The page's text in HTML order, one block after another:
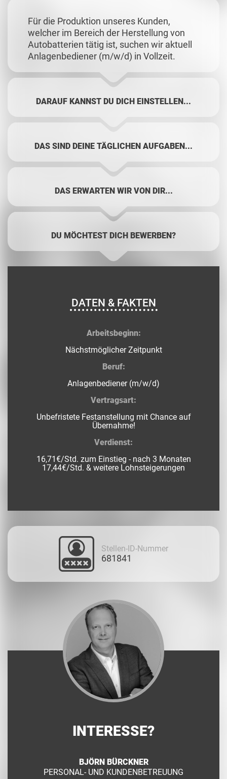
Für die Produktion unseres Kunden,
welcher im Bereich der Herstellung von
Autobatterien tätig ist, suchen wir aktuell
Anlagenbediener (m/w/d) in Vollzeit.
DARAUF KANNST DU DICH EINSTELLEN...
DAS SIND DEINE TÄGLICHEN AUFGABEN...
DAS ERWARTEN WIR VON DIR...
DU MÖCHTEST DICH BEWERBEN?
DATEN & FAKTEN
Arbeitsbeginn:
Nächstmöglicher Zeitpunkt
Beruf:
Anlagenbediener (m/w/d)
Vertragsart:
Unbefristete Festanstellung mit Chance auf
Übernahme!
Verdienst:
16,71€/Std. zum Einstieg - nach 3 Monaten
17,44€/Std. & weitere Lohnsteigerungen
Stellen-ID-Nummer
681841
INTERESSE?
BJÖRN BÜRCKNER
PERSONAL- UND KUNDENBETREUUNG